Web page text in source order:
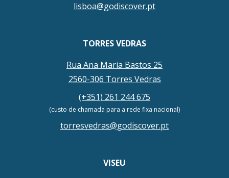
lisboa@godiscover.pt
TORRES VEDRAS
Rua Ana Maria Bastos 25
2560-306 Torres Vedras
(+351) 261 244 675
(custo de chamada para a rede fixa nacional)
torresvedras@godiscover.pt
VISEU